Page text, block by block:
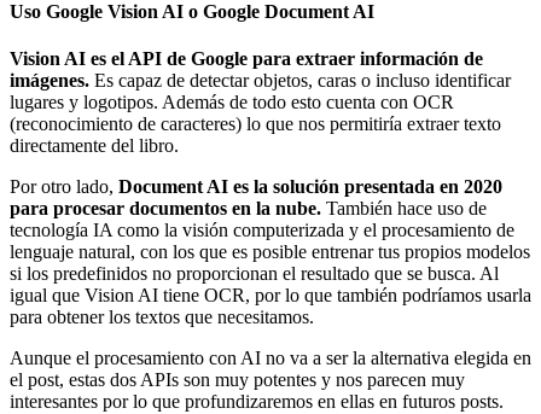
Uso Google Vision AI o Google Document AI
Vision AI es el API de Google para extraer información de
imágenes. Es capaz de detectar objetos, caras o incluso identificar
lugares y logotipos. Además de todo esto cuenta con OCR
(reconocimiento de caracteres) lo que nos permitiría extraer texto
directamente del libro.
Por otro lado, Document AI es la solución presentada en 2020
para procesar documentos en la nube. También hace uso de
tecnología IA como la visión computerizada y el procesamiento de
lenguaje natural, con los que es posible entrenar tus propios modelos
si los predefinidos no proporcionan el resultado que se busca. Al
igual que Vision AI tiene OCR, por lo que también podríamos usarla
para obtener los textos que necesitamos.
Aunque el procesamiento con AI no va a ser la alternativa elegida en
el post, estas dos APIs son muy potentes y nos parecen muy
interesantes por lo que profundizaremos en ellas en futuros posts.